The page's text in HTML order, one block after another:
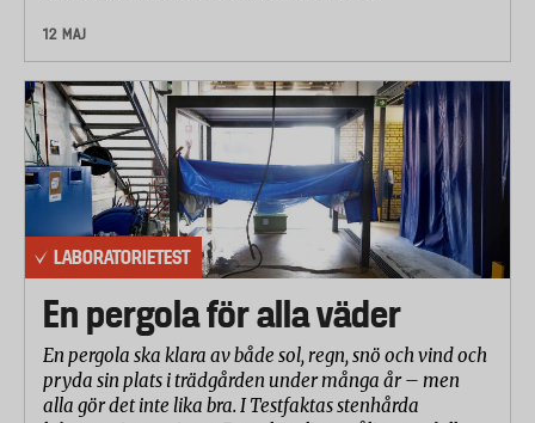
12 MAJ
LABORATORIETEST
En pergola för alla väder
En pergola ska klara av både sol, regn, snö och vind och
pryda sin plats i trädgården under många år – men
alla gör det inte lika bra. I Testfaktas stenhårda